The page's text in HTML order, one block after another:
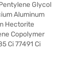
Glycol
Aluminum
Hectorite
Copolymer
Ci 77491 Ci